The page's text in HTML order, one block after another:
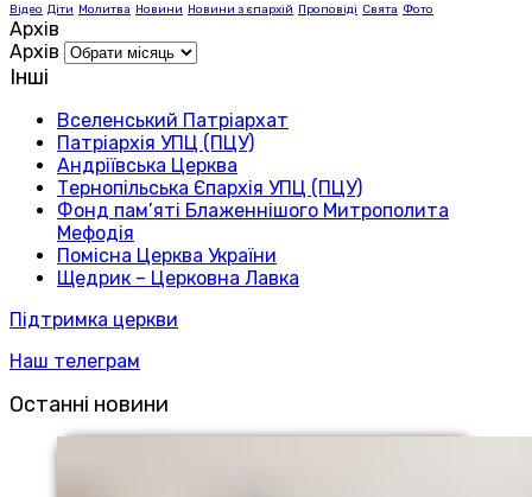
Відео Діти Молитва Новини Новини з єпархій Проповіді Свята Фото
Архів
Архів
Інші
Вселенський Патріархат
Патріархія УПЦ (ПЦУ)
Андріївська Церква
Тернопільська Єпархія УПЦ (ПЦУ)
Фонд пам’яті Блаженнішого Митрополита
Мефодія
Помісна Церква України
Щедрик – Церковна Лавка
Підтримка церкви
Наш телеграм
Останні новини